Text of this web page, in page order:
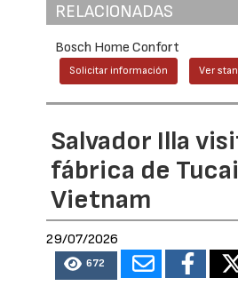
RELACIONADAS
Bosch Home Confort
Solicitar información Ver
Salvador Illa
fábrica de
Vietnam
29/07/2026
672